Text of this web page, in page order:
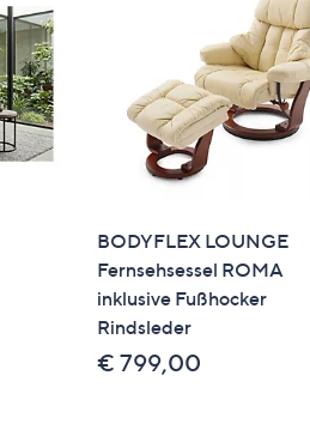
BODYFLEX LOUNGE
Fernsehsessel ROMA
inklusive Fußhocker
Rindsleder
€ 799,00